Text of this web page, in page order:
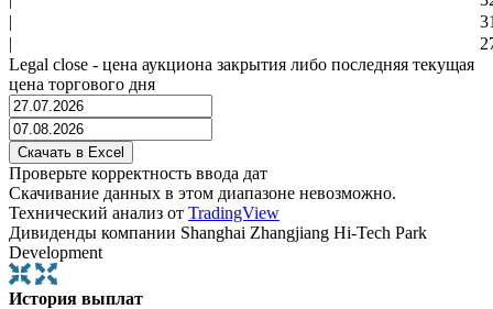
|
|
Legal close - цена аукциона закрытия либо последняя текущая
цена торгового дня
Проверьте корректность ввода дат
Скачивание данных в этом диапазоне невозможно.
Технический анализ от TradingView
Дивиденды компании Shanghai Zhangjiang Hi-Tech Park
Development
История выплат